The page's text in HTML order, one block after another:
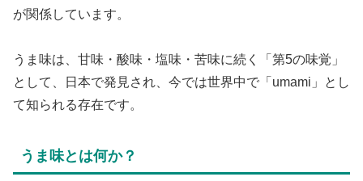
が関係しています。
うま味は、甘味・酸味・塩味・苦味に続く「第5の味覚」
として、日本で発見され、今では世界中で「umami」とし
て知られる存在です。
うま味とは何か？